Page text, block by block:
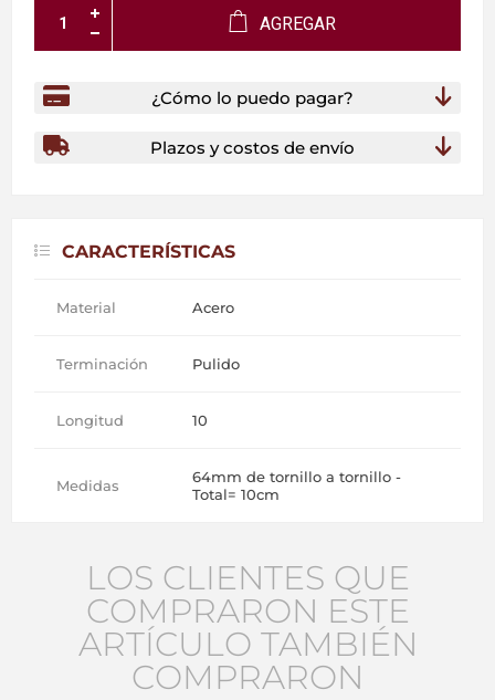
AGREGAR
¿Cómo lo puedo pagar?
Plazos y costos de envío
CARACTERÍSTICAS
Material Acero
Terminación Pulido
Longitud 10
Medidas
64mm de tornillo a tornillo -
Total= 10cm
LOS CLIENTES QUE
COMPRARON ESTE
ARTÍCULO TAMBIÉN
COMPRARON